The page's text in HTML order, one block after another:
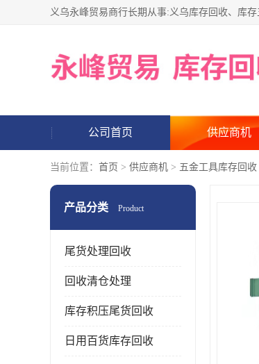
公司首页 供应商机
当前位置： 首页 > 供应商机 > 五金工具库存回收
产品分类 Product
尾货处理回收
回收清仓处理
库存积压尾货回收
日用百货库存回收